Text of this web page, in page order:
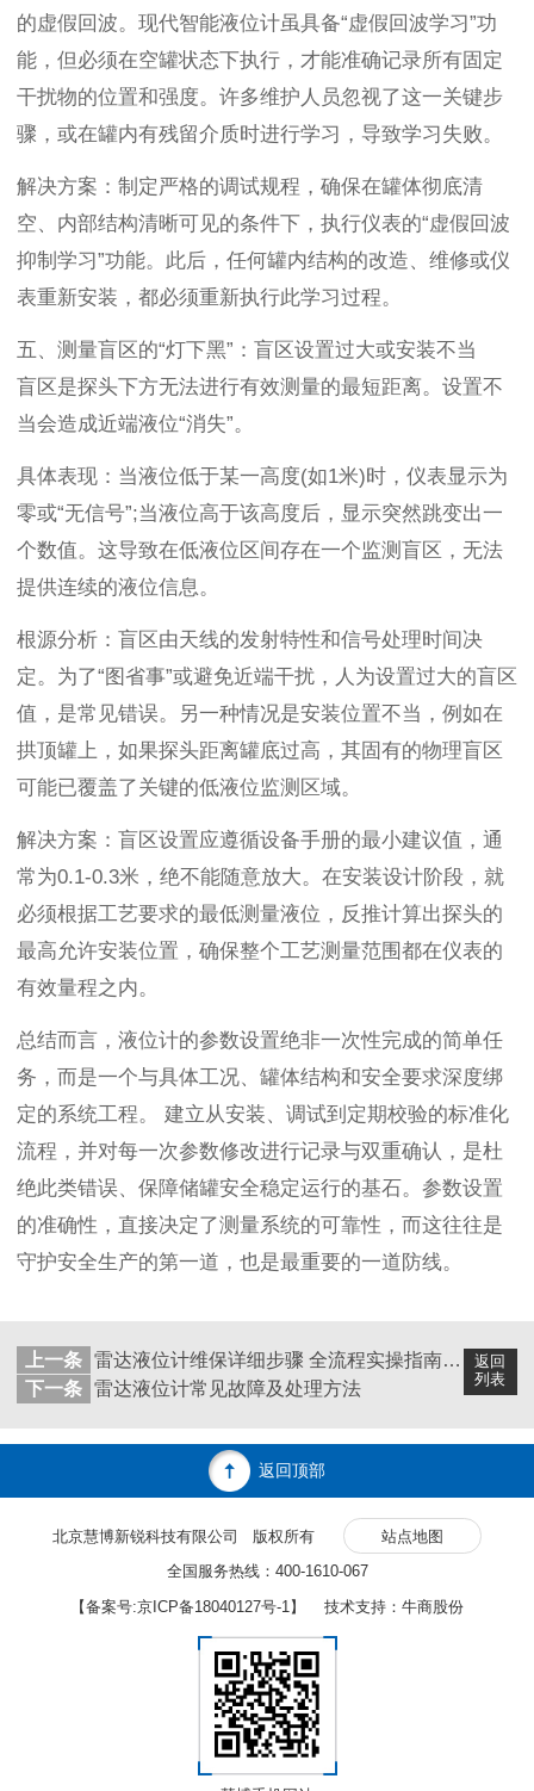
的虚假回波。现代智能液位计虽具备“虚假回波学习”功
能，但必须在空罐状态下执行，才能准确记录所有固定
干扰物的位置和强度。许多维护人员忽视了这一关键步
骤，或在罐内有残留介质时进行学习，导致学习失败。
解决方案：制定严格的调试规程，确保在罐体彻底清
空、内部结构清晰可见的条件下，执行仪表的“虚假回波
抑制学习”功能。此后，任何罐内结构的改造、维修或仪
表重新安装，都必须重新执行此学习过程。
五、测量盲区的“灯下黑”：盲区设置过大或安装不当
盲区是探头下方无法进行有效测量的最短距离。设置不
当会造成近端液位“消失”。
具体表现：当液位低于某一高度(如1米)时，仪表显示为
零或“无信号”;当液位高于该高度后，显示突然跳变出一
个数值。这导致在低液位区间存在一个监测盲区，无法
提供连续的液位信息。
根源分析：盲区由天线的发射特性和信号处理时间决
定。为了“图省事”或避免近端干扰，人为设置过大的盲区
值，是常见错误。另一种情况是安装位置不当，例如在
拱顶罐上，如果探头距离罐底过高，其固有的物理盲区
可能已覆盖了关键的低液位监测区域。
解决方案：盲区设置应遵循设备手册的最小建议值，通
常为0.1-0.3米，绝不能随意放大。在安装设计阶段，就
必须根据工艺要求的最低测量液位，反推计算出探头的
最高允许安装位置，确保整个工艺测量范围都在仪表的
有效量程之内。
总结而言，液位计的参数设置绝非一次性完成的简单任
务，而是一个与具体工况、罐体结构和安全要求深度绑
定的系统工程。 建立从安装、调试到定期校验的标准化
流程，并对每一次参数修改进行记录与双重确认，是杜
绝此类错误、保障储罐安全稳定运行的基石。参数设置
的准确性，直接决定了测量系统的可靠性，而这往往是
守护安全生产的第一道，也是最重要的一道防线。
返回
列表
上一条 雷达液位计维保详细步骤 全流程实操指南（慧博新锐）
下一条 雷达液位计常见故障及处理方法
返回顶部
北京慧博新锐科技有限公司 版权所有
站点地图
全国服务热线：400-1610-067
【备案号:京ICP备18040127号-1 】 技术支持：牛商股份